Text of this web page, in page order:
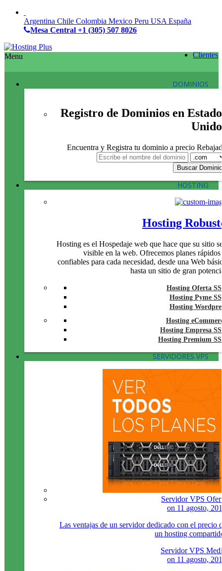
Argentina Chile Colombia Mexico Peru USA España
Mesa Central +1 (305) 507 8026
Clientes
Menu
DOMINIOS
Registro de Dominios en
Encuentra y Registra tu dominio a precio
HOSTING
Hosting
Hosting es el Hospedaje web que hace que su sitio
visible en la web. Ofrecemos planes
confiables para cada necesidad, desde una Web
hasta un sitio de gran
Hosting Oferta
Hosting Pyme
Hosting
Hosting
Hosting Empresa
Hosting Premium
SERVIDORES VPS
Servidor VPS
on 11 agosto,
Las ventajas de un servidor dedicado con el precio
un hosting
Servidor VPS
on 11 agosto,